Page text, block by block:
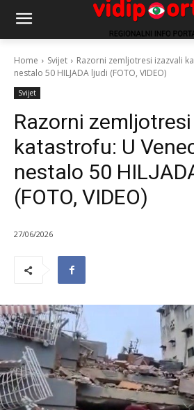
Home Svijet
Razorni zemljotresi izazvali
nestalo 50 HILJADA ljudi (FOTO, VIDEO)
Svijet
Razorni
katastrofu: U
nestalo 50
(FOTO, VIDEO)
27/06/2026